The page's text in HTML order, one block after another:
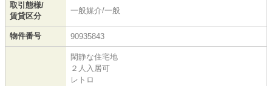
取引態様/
賃貸区分
一般媒介/一般
物件番号 90935843
閑静な住宅地
２人入居可
レトロ